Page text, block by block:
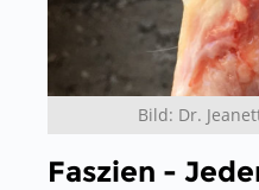
Bild: Dr.
Faszien -